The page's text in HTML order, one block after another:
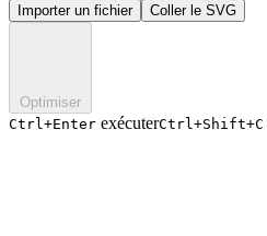
Importer un fichier Coller le SVG
Optimiser
Ctrl+Enter exécuterCtrl+Shift+C